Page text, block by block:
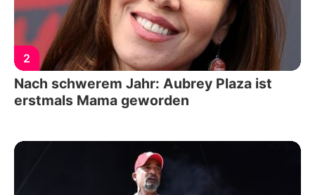
2
Nach schwerem Jahr: Aubrey Plaza ist
erstmals Mama geworden